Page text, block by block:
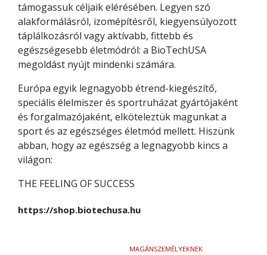
támogassuk céljaik elérésében. Legyen szó
alakformálásról, izomépítésről, kiegyensúlyozott
táplálkozásról vagy aktívabb, fittebb és
egészségesebb életmódról: a BioTechUSA
megoldást nyújt mindenki számára.
Európa egyik legnagyobb étrend-kiegészítő,
speciális élelmiszer és sportruházat gyártójaként
és forgalmazójaként, elköteleztük magunkat a
sport és az egészséges életmód mellett. Hiszünk
abban, hogy az egészség a legnagyobb kincs a
világon:
THE FEELING OF SUCCESS
https://shop.biotechusa.hu
MAGÁNSZEMÉLYEKNEK